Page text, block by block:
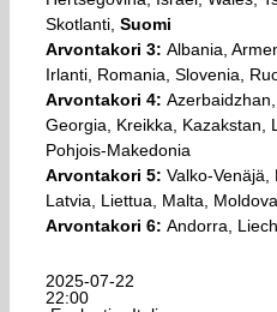
Skotlanti, Suomi
Arvontakori 3: Albania,
Irlanti, Romania, Slovenia,
Arvontakori 4:
Georgia, Kreikka, Kazakstan,
Pohjois-Makedonia
Arvontakori 5: Valko-Venäjä,
Latvia, Liettua, Malta,
Arvontakori 6: Andorra,
2025-07-22
22:00